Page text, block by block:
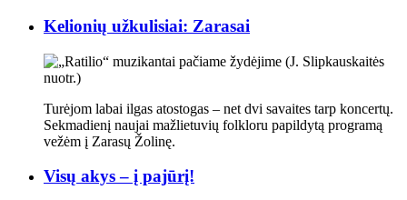
Kelionių užkulisiai: Zarasai
Turėjom labai ilgas atostogas – net dvi savaites tarp koncertų.
Sekmadienį naujai mažlietuvių folkloru papildytą programą
vežėm į Zarasų Žolinę.
Visų akys – į pajūrį!